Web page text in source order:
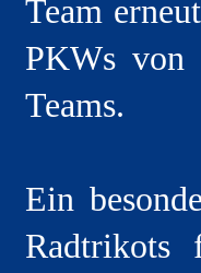
Team
PKWs von
Teams.
Ein